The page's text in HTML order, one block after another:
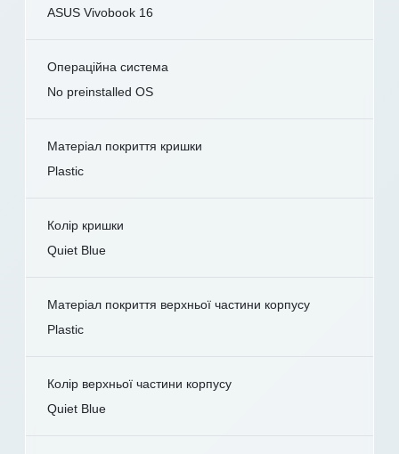
ASUS Vivobook 16
Операційна система
No preinstalled OS
Матеріал покриття кришки
Plastic
Колір кришки
Quiet Blue
Матеріал покриття верхньої частини корпусу
Plastic
Колір верхньої частини корпусу
Quiet Blue